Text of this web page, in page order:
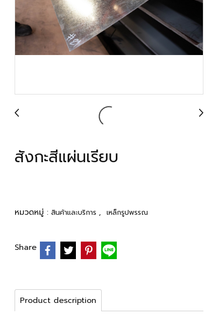
สังกะสีแผ่นเรียบ
หมวดหมู่ : สินค้าและบริการ , เหล็กรูปพรรณ
Share
Product description